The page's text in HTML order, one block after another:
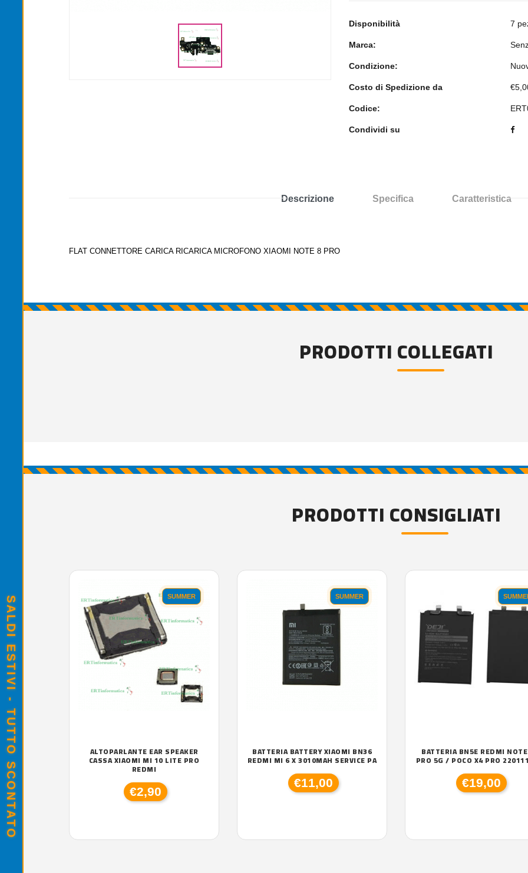
Disponibilità 7
Marca:
Condizione:
Costo di Spedizione da
Codice:
Condividi su
Descrizione Specifica Caratteristica
FLAT CONNETTORE CARICA RICARICA MICROFONO XIAOMI NOTE 8 PRO
PRODOTTI COLLEGATI
PRODOTTI CONSIGLIATI
SUMMER
ALTOPARLANTE EAR SPEAKER
CASSA XIAOMI MI 10 LITE PRO
REDMI
€2,90
SUMMER
BATTERIA BATTERY XIAOMI BN36
REDMI MI 6 X 3010MAH SERVICE PA
€11,00
BATTERIA BN5E REDMI
PRO 5G / POCO X4 PRO
€19,00
SALDI ESTIVI - TUTTO SCONTATO